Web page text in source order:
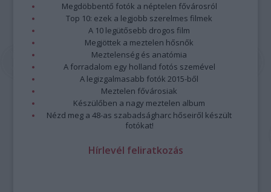
Megdöbbentő fotók a néptelen fővárosról
Top 10: ezek a legjobb szerelmes filmek
A 10 legütősebb drogos film
Megjöttek a meztelen hősnők
Meztelenség és anatómia
A forradalom egy holland fotós szemével
A legizgalmasabb fotók 2015-ből
Meztelen fővárosiak
Készülőben a nagy meztelen album
Nézd meg a 48-as szabadságharc hőseiről készült
fotókat!
Hírlevél feliratkozás